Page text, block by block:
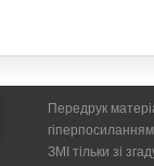
Передрук
ЗМІ тільки зі